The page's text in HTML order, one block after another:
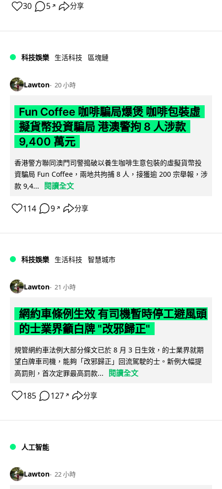
30 5 ↗ 分享
科技娛樂 生活科技 區塊鏈
Lawton 20 小時
Fun Coffee 咖啡騙局爆煲 咖啡包裝虛
擬貨幣投資騙局 港澳警拘 8 人涉款
9,400 萬元
香港警方聯同澳門司警搗破以養生咖啡生意包裝的虛擬貨幣投
資騙局 Fun Coffee，兩地共拘捕 8 人，接獲逾 200 宗舉報，涉
款 9,4...
閱讀全文
114 9 ↗ 分享
科技娛樂 生活科技 智慧城市
Lawton 21 小時
網約車條例生效 有司機暫時停工避風頭
的士業界籲白牌 "改邪歸正"
規管網約車法例大部分條文已於 8 月 3 日生效，的士業界就期
望白牌車司機，能夠「改邪歸正」回流駕駛的士。新例大幅提
高罰則，首次定罪最高罰款...
閱讀全文
185 127 ↗ 分享
人工智能
Lawton 22 小時